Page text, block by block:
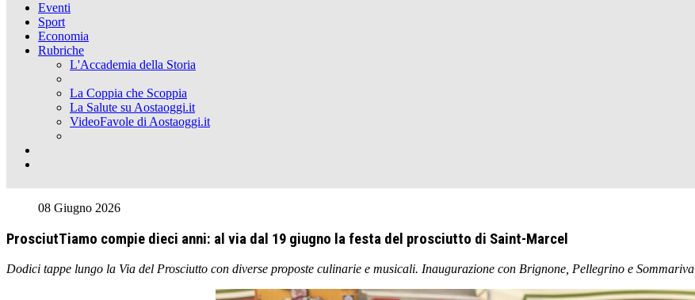
Eventi
Sport
Economia
Rubriche
L'Accademia della Storia
La Coppia che Scoppia
La Salute su Aostaoggi.it
VideoFavole di Aostaoggi.it
08 Giugno 2026
ProsciutTiamo compie dieci anni: al via dal 19 giugno la festa del prosciutto di Saint-Marcel
Dodici tappe lungo la Via del Prosciutto con diverse proposte culinarie e musicali. Inaugurazione con Brignone, Pellegrino e Sommariva